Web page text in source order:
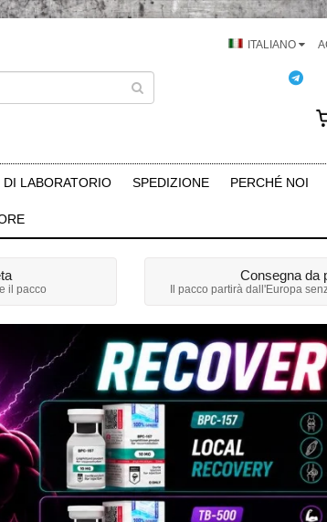
ITALIANO
DI LABORATORIO SPEDIZIONE PERCHÉ NOI
il pacco
Consegna da
Il pacco partirà dall'Europa